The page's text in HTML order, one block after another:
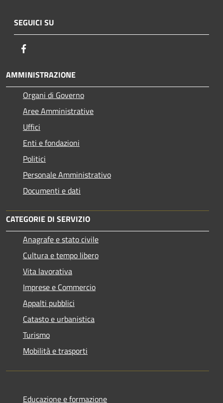
SEGUICI SU
AMMINISTRAZIONE
Organi di Governo
Aree Amministrative
Uffici
Enti e fondazioni
Politici
Personale Amministrativo
Documenti e dati
CATEGORIE DI SERVIZIO
Anagrafe e stato civile
Cultura e tempo libero
Vita lavorativa
Imprese e Commercio
Appalti pubblici
Catasto e urbanistica
Turismo
Mobilità e trasporti
Educazione e formazione